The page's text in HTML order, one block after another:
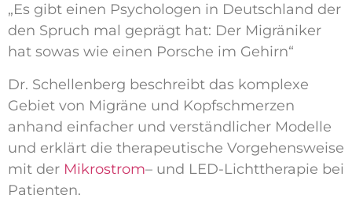
„Es gibt einen Psychologen in Deutschland der
den Spruch mal geprägt hat: Der Migräniker
hat sowas wie einen Porsche im Gehirn“
Dr. Schellenberg beschreibt das komplexe
Gebiet von Migräne und Kopfschmerzen
anhand einfacher und verständlicher Modelle
und erklärt die therapeutische Vorgehensweise
mit der Mikrostrom– und LED-Lichttherapie bei
Patienten.